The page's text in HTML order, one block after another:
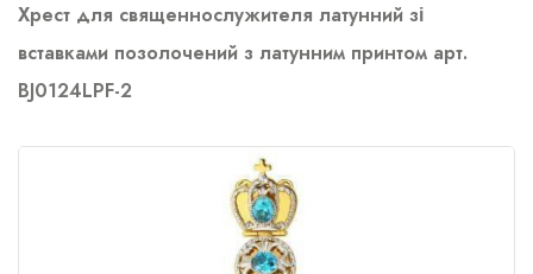
Хрест для священнослужителя латунний зі
вставками позолочений з латунним принтом арт.
BJ0124LPF-2